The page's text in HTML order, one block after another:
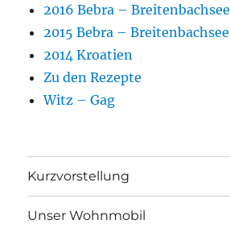
2016 Bebra – Breitenbachsee
2015 Bebra – Breitenbachsee
2014 Kroatien
Zu den Rezepte
Witz – Gag
Kurzvorstellung
Unser Wohnmobil